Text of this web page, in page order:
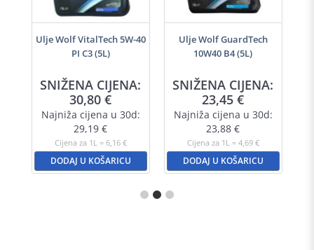
Ulje Wolf VitalTech 5W-40
PI C3 (5L)
SNIŽENA CIJENA:
30,80€
Najniža cijena u 30d:
29,19€
Cijena za 1L = 6,16 €
DODAJ U KOŠARICU
Ulje Wolf GuardTech
10W40 B4 (5L)
SNIŽENA CIJENA:
23,45€
Najniža cijena u 30d:
23,88€
Cijena za 1L = 4,69 €
DODAJ U KOŠARICU